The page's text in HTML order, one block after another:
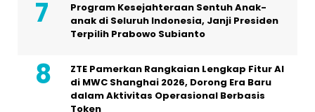
Program Kesejahteraan Sentuh Anak-
anak di Seluruh Indonesia, Janji Presiden
Terpilih Prabowo Subianto
ZTE Pamerkan Rangkaian Lengkap Fitur AI
di MWC Shanghai 2026, Dorong Era Baru
dalam Aktivitas Operasional Berbasis
Token